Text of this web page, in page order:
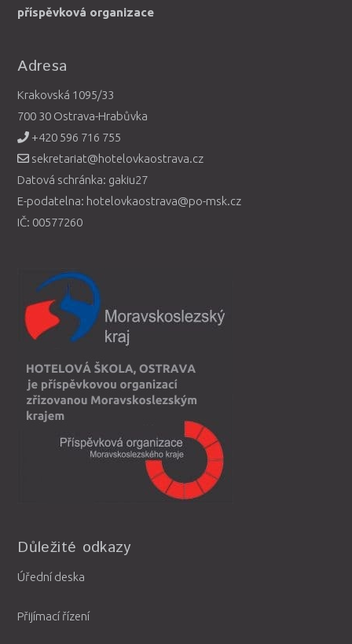
příspěvková organizace
Adresa
Krakovská 1095/33
700 30 Ostrava-Hrabůvka
+420 596 716 755
sekretariat@hotelovkaostrava.cz
Datová schránka: gakiu27
E-podatelna: hotelovkaostrava@po-msk.cz
IČ: 00577260
Důležité odkazy
Úřední deska
Přijímací řízení